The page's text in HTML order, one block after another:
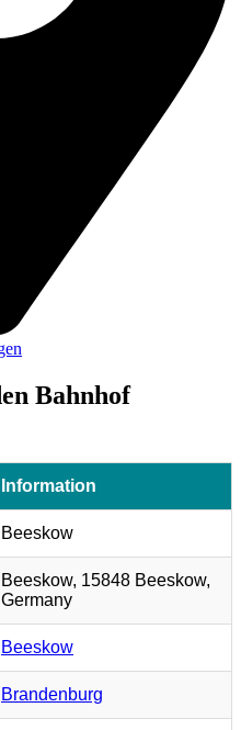
Bahnhof
Information
Beeskow
Beeskow, 15848 Beeskow,
Germany
Beeskow
Brandenburg